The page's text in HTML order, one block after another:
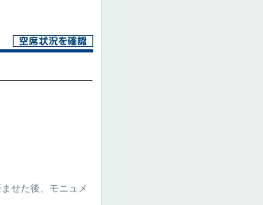
せた後、モニュメ